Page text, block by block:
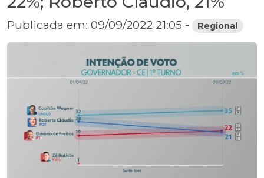
Publicada em: 09/09/2022 21:05 - Regional